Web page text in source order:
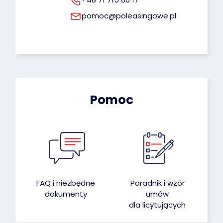
pomoc@poleasingowe.pl
Pomoc
FAQ i niezbędne
dokumenty
Poradnik i wzór
umów
dla licytujących